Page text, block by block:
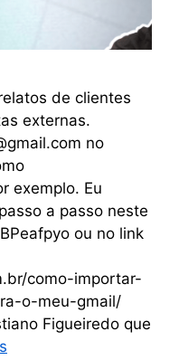
de clientes
externas.
no
exemplo. Eu
a passo neste
ou no link
como-importar-
o-meu-gmail/
Figueiredo que